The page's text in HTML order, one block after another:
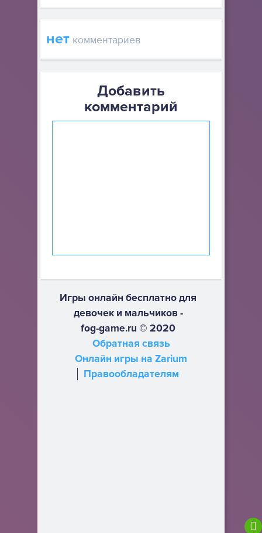
нет комментариев
Добавить
комментарий
Игры онлайн бесплатно для
девочек и мальчиков -
fog-game.ru © 2020
Обратная связь
Онлайн игры на Zarium
Правообладателям